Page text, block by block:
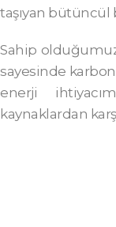
taşıyan bütüncül
Sahip
sayesinde
enerji
kaynaklardan